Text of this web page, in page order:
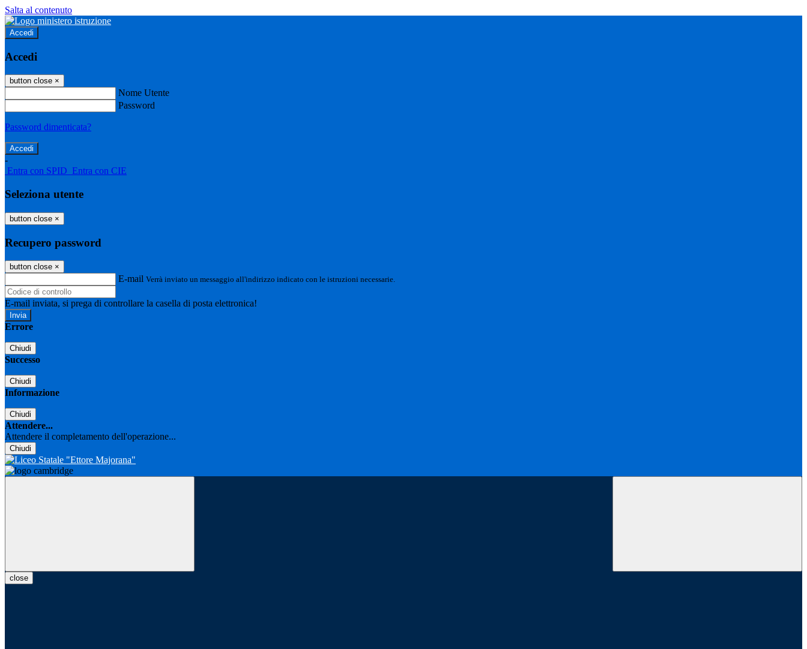
Salta al contenuto
Accedi
Accedi
button close ×
Nome Utente
Password
Password dimenticata?
-
Entra con SPID Entra con CIE
Seleziona utente
button close ×
Recupero password
button close ×
E-mail Verrà inviato un messaggio all'indirizzo indicato con le istruzioni necessarie.
E-mail inviata, si prega di controllare la casella di posta elettronica!
Errore
Chiudi
Successo
Chiudi
Informazione
Chiudi
Attendere...
Attendere il completamento dell'operazione...
Chiudi
close